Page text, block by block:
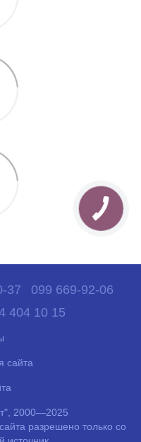
37
099 669-92-06
404 10 15
сайта
2000—2025
разрешено только со